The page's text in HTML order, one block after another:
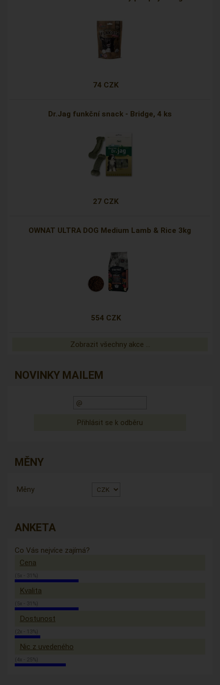
74 CZK
Dr.Jag funkční snack - Bridge, 4 ks
27 CZK
OWNAT ULTRA DOG Medium Lamb & Rice 3kg
554 CZK
Zobrazit všechny akce ...
NOVINKY MAILEM
MĚNY
Měny
ANKETA
Co Vás nejvíce zajímá?
Cena
(5x - 31%)
Kvalita
(5x - 31%)
Dostunost
(2x - 13%)
Nic z uvedeného
(4x - 25%)